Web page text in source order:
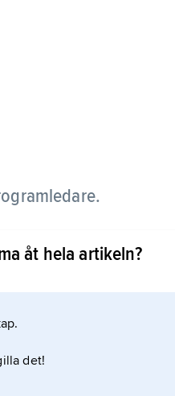
för
feministiska
redaktör för ”De
åt hela artikeln?
det!